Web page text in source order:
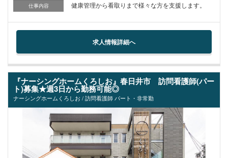
仕事内容 健康管理から看取りまで様々な方を支援します。
求人情報詳細へ
『ナーシングホームくろしお』春日井市 訪問看護師(パー
ト)募集★週3日から勤務可能◎
ナーシングホームくろしお / 訪問看護師 パート・非常勤